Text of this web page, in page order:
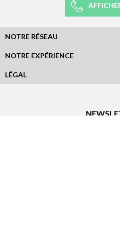
NOTRE RÉSEAU
NOTRE EXPÉRIENCE
LÉGAL